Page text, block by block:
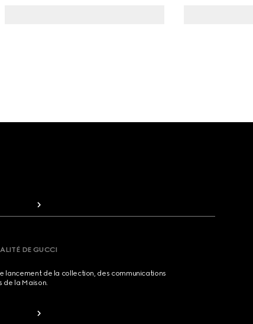
DE GUCCI
lancement de la collection, des communications
de la Maison.